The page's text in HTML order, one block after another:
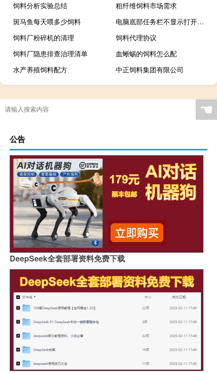
饲料分析实验总结
粗纤维饲料市场需求
斑马鱼每天喂多少饲料
电脑底部任务栏不显示打开的文件（电脑底部任务栏不显示）
饲料厂粉碎机的清理
饲料代理协议
饲料厂隐患排查治理清单
血蜥蜴的饲料怎么配
水产养殖饲料配方
中正饲料集团有限公司
☚
公告
DeepSeek全套部署资料免费下载